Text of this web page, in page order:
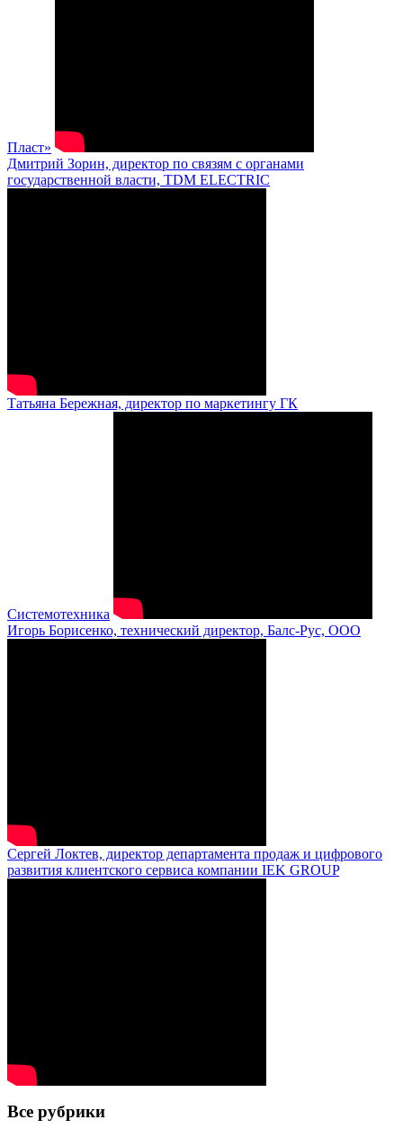
Пласт»
Дмитрий Зорин, директор по связям с органами
государственной власти, TDM ELECTRIC
Татьяна Бережная, директор по маркетингу ГК
Системотехника
Игорь Борисенко, технический директор, Балс-Рус, ООО
Сергей Локтев, директор департамента продаж и цифрового
развития клиентского сервиса компании IEK GROUP
Все рубрики